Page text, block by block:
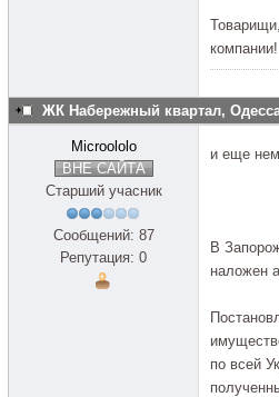
компании!
ЖК Набережный квартал,
Microololo
ВНЕ САЙТА
Старший учасник
Сообщений: 87
Репутация: 0
и еще
В
наложен
по всей